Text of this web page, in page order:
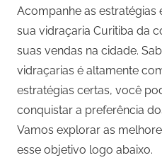
Acompanhe as estratégias
sua vidraçaria Curitiba da
suas vendas na cidade.
vidraçarias é altamente
estratégias certas, você
conquistar a preferência
Vamos explorar as
esse objetivo logo abaixo.